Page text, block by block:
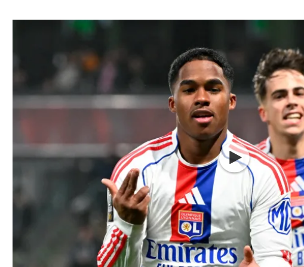
הפועל תל אביב
הפועל באר שבע
מכבי נתניה
בני יהודה
ליגה סינית
ליגות נוספות